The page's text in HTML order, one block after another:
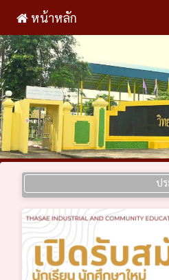
หน้าหลัก
ประกา